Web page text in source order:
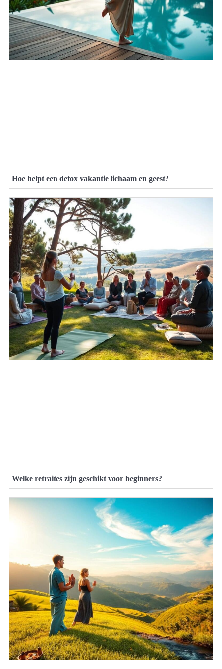
Hoe helpt een detox vakantie lichaam en geest?
Welke retraites zijn geschikt voor beginners?